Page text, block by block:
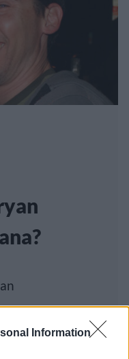
Information
Kevin